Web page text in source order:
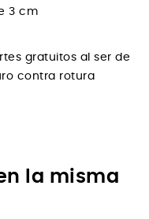
3 cm
gratuitos al ser de
contra rotura
la misma